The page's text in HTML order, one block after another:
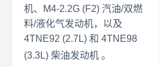
机、M4-2.2G (F2) 汽油/双燃
料/液化气发动机，以及
4TNE92 (2.7L) 和 4TNE98
(3.3L) 柴油发动机 。